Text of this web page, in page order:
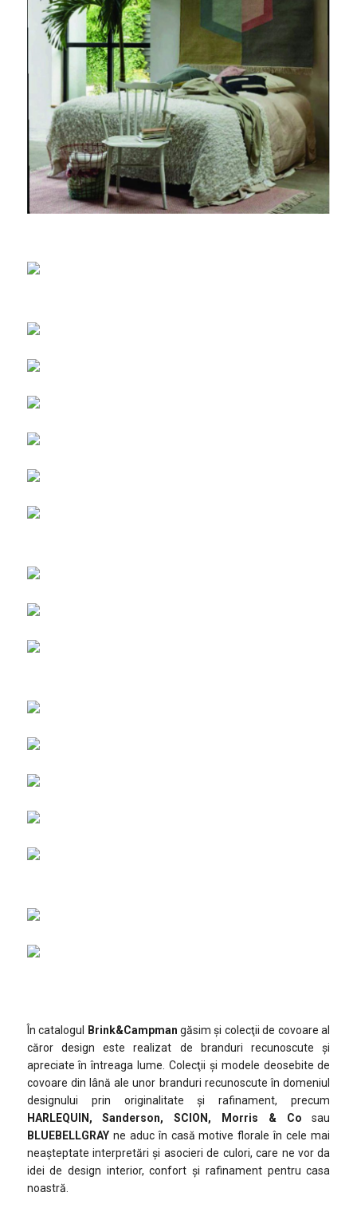
În catalogul Brink&Campman găsim şi colecţii de covoare al
căror design este realizat de branduri recunoscute şi
apreciate în întreaga lume. Colecţii şi modele deosebite de
covoare din lână ale unor branduri recunoscute în domeniul
designului prin originalitate şi rafinament, precum
HARLEQUIN, Sanderson, SCION, Morris & Co sau
BLUEBELLGRAYne aduc în casă motive florale în cele mai
neaşteptate interpretări şi asocieri de culori, care ne vor da
idei de design interior, confort şi rafinament pentru casa
noastră.